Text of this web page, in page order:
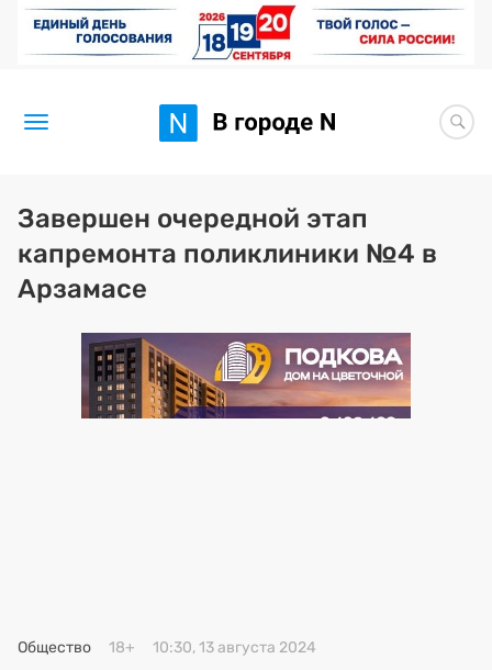
Новости
Статьи
BORЩ
Искусство исцелять
Завершен очередной этап
капремонта поликлиники №4 в
Арзамасе
Общество 18+ 10:30, 13 августа 2024